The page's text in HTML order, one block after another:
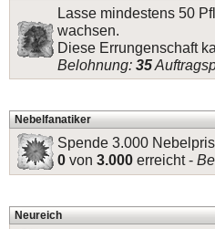
Lasse mindestens 50
wachsen.
Diese Errungenschaft
Belohnung: 35
Nebelfanatiker
Spende 3.000
0 von 3.000 erreicht -
Neureich